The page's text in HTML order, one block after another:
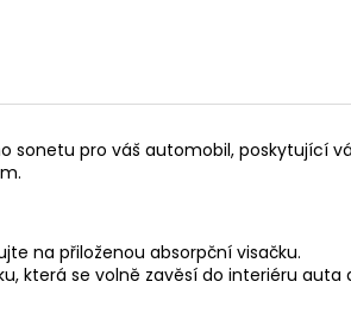
sonetu pro váš automobil, poskytující
na přiloženou absorpční visačku.
která se volně zavěsí do interiéru